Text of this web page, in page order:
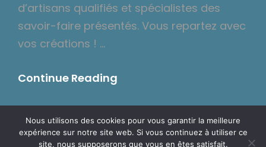
d’artisans qualifiés et spécialistes des
savoir-faire présentés. Vous repartez avec
vos créations ! …
Continue Reading
Savoir-
Copyright © 2026Association Gombervaux Politique De
Nous utilisons des cookies pour vous garantir la meilleure
expérience sur notre site web. Si vous continuez à utiliser ce
site, nous supposerons que vous en êtes satisfait.